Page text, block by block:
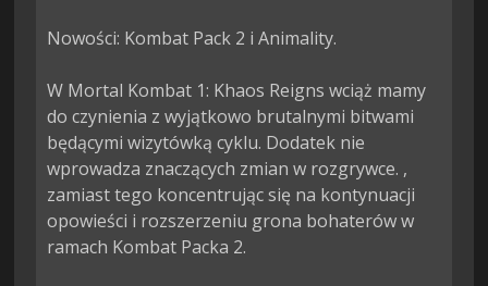
Nowości: Kombat Pack 2 i Animality.
W Mortal Kombat 1: Khaos Reigns wciąż mamy
do czynienia z wyjątkowo brutalnymi bitwami
będącymi wizytówką cyklu. Dodatek nie
wprowadza znaczących zmian w rozgrywce. ,
zamiast tego koncentrując się na kontynuacji
opowieści i rozszerzeniu grona bohaterów w
ramach Kombat Packa 2.